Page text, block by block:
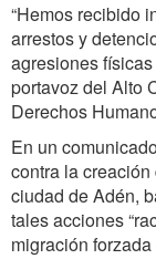
“Hemos recibido
arrestos y
agresiones
portavoz del Alto
Derechos
En un
contra la creación
ciudad de Adén,
tales acciones
migración